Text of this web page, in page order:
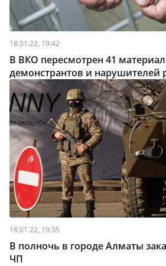
18.01.22, 19:42
В ВКО пересмотрен 41
демонстрантов и
18.01.22, 19:35
В полночь в городе Алматы
ЧП